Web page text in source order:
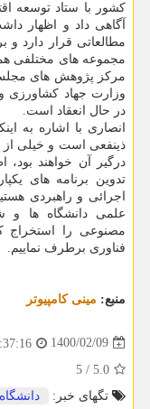
کشور با ستاد توسعه
آگاهی داد و اظهار
مطالعاتی قرار دارد و
مجموعه های مختلفی
مرکز پژوهش های مجلس
وزارت جهاد کشاورزی
در حال انعقاد است.
انصاری با اشاره به
ذینفعی است و خیلی از
درگیر آن خواهند
تدوین برنامه های
اجرائی و راهبردی
علمی دانشگاه ها و
مصنوعی را استخراج
فناوری برطرف نماییم.
منبع: مینی كامپیوتر
1400/02/09
5.0
/
5
تگهای خبر:
دانشگاه